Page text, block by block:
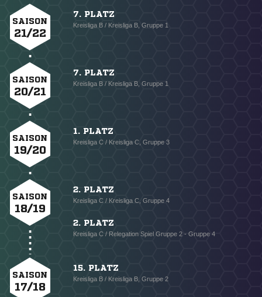
SAISON
21/22
7. PLATZ
Kreisliga B / Kreisliga B, Gruppe 1
SAISON
20/21
7. PLATZ
Kreisliga B / Kreisliga B, Gruppe 1
SAISON
19/20
1. PLATZ
Kreisliga C / Kreisliga C, Gruppe 3
SAISON
18/19
2. PLATZ
Kreisliga C / Kreisliga C, Gruppe 4
2. PLATZ
Kreisliga C / Relegation Spiel Gruppe 2 - Gruppe 4
SAISON
17/18
15. PLATZ
Kreisliga B / Kreisliga B, Gruppe 2